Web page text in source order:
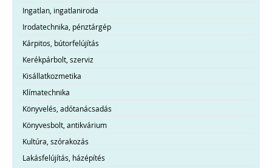
Ingatlan, ingatlaniroda
Irodatechnika, pénztárgép
Kárpitos, bútorfelújítás
Kerékpárbolt, szerviz
Kisállatkozmetika
Klímatechnika
Könyvelés, adótanácsadás
Könyvesbolt, antikvárium
Kultúra, szórakozás
Lakásfelújítás, házépítés